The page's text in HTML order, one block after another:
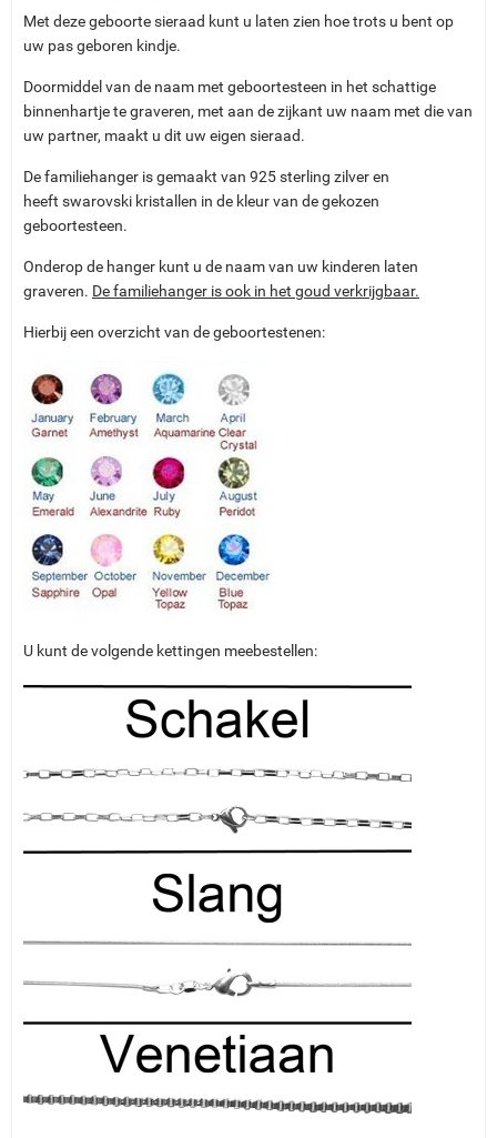
Met deze geboorte sieraad kunt u laten zien hoe trots u bent op
uw pas geboren kindje.
Doormiddel van de naam met geboortesteen in het schattige
binnenhartje te graveren, met aan de zijkant uw naam met die van
uw partner, maakt u dit uw eigen sieraad.
De familiehanger is gemaakt van 925 sterling zilver en
heeft swarovski kristallen in de kleur van de gekozen
geboortesteen.
Onderop de hanger kunt u de naam van uw kinderen laten
graveren. De familiehanger is ook in het goud verkrijgbaar.
Hierbij een overzicht van de geboortestenen:
U kunt de volgende kettingen meebestellen: